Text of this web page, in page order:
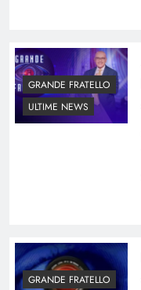
GRANDE FRATELLO
ULTIME NEWS
GRANDE FRATELLO